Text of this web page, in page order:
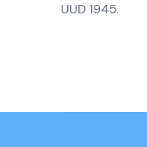
UUD 1945.